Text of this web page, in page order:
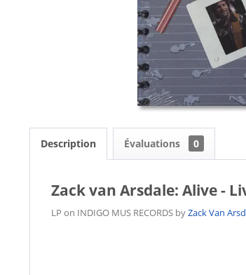
Description Évaluations 0
Zack van Arsdale: Alive -
LP on INDIGO MUS RECORDS byZack Van